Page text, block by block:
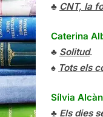
♣ CNT, la
Caterina
♣ Solitud.
♠ Tots els
Sílvia
♣ Els dies